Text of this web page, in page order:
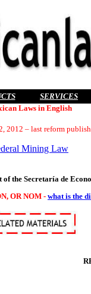
SERVICES
Laws in English
2012 – last reform
Mining Law
the Secretaría de
OR NOM - what is the